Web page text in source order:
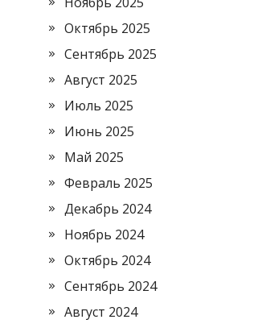
Октябрь 2025
Сентябрь 2025
Август 2025
Июль 2025
Июнь 2025
Май 2025
Февраль 2025
Декабрь 2024
Ноябрь 2024
Октябрь 2024
Сентябрь 2024
Август 2024